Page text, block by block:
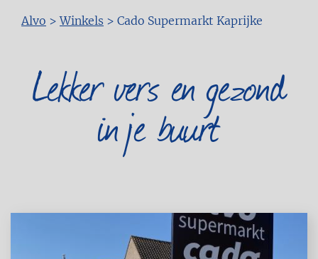
Kruimelpad
Alvo >Winkels > Cado Supermarkt Kaprijke
Lekker vers en gezond
in je buurt